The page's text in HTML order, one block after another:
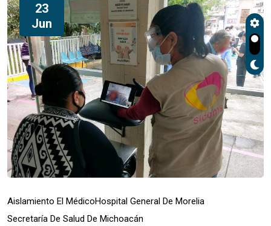
23
Jun
Aislamiento El MédicoHospital General De Morelia
Secretaría De Salud De Michoacán